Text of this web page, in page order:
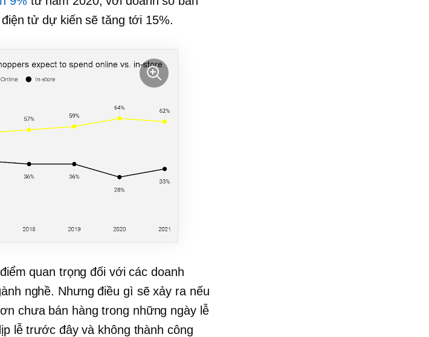
tử dự kiến ​​sẽ tăng tới 15%.
quan trọng đối với các doanh
nghề. Nhưng điều gì sẽ xảy ra nếu
chưa bán hàng trong những ngày lễ
lễ trước đây và không thành công